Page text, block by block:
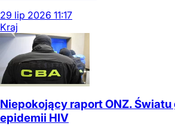
29 lip 2026 11:17
Kraj
Niepokojący raport ONZ.
epidemii HIV